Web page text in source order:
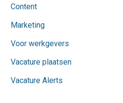
Content
Marketing
Voor werkgevers
Vacature plaatsen
Vacature Alerts